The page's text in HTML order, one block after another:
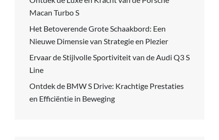
Macan Turbo S
Het Betoverende Grote Schaakbord: Een
Nieuwe Dimensie van Strategie en Plezier
Ervaar de Stijlvolle Sportiviteit van de Audi Q3 S
Line
Ontdek de BMW S Drive: Krachtige Prestaties
en Efficiëntie in Beweging